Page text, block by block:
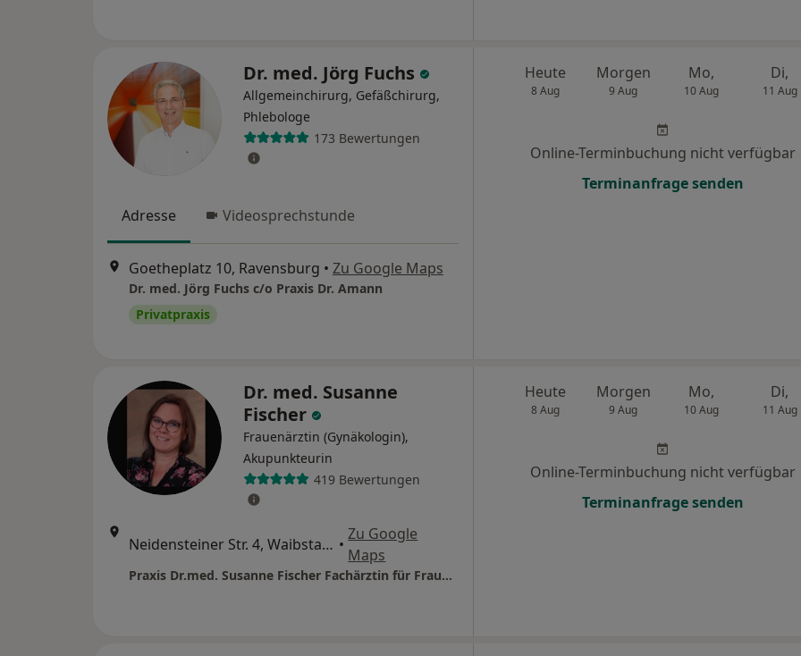
Dr. med. Jörg Fuchs
Allgemeinchirurg, Gefäßchirurg,
Phlebologe
173 Bewertungen
Adresse Videosprechstunde
Goetheplatz 10, Ravensburg • Zu Google Maps
Dr. med. Jörg Fuchs c/o Praxis Dr. Amann
Privatpraxis
Heute
8 Aug
Morgen
9 Aug
Mo,
10 Aug
Di,
11 Aug
Online-Terminbuchung nicht verfügbar
Terminanfrage senden
Dr. med. Susanne
Fischer
Frauenärztin (Gynäkologin),
Akupunkteurin
419 Bewertungen
Neidensteiner Str. 4, Waibstadt •
Zu Google
Maps
Praxis Dr.med. Susanne Fischer Fachärztin für Frauenheilkunde und Geburtshilfe
Heute
8 Aug
Morgen
9 Aug
Mo,
10 Aug
Di,
11 Aug
Online-Terminbuchung nicht verfügbar
Terminanfrage senden